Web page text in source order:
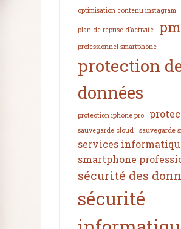
optimisation contenu instagram
plan de reprise d’activité
professionnel smartphone
protection
données
protection iphone pro
sauvegarde cloud sauvegarde
services
smartphone
sécurité des
sécurité